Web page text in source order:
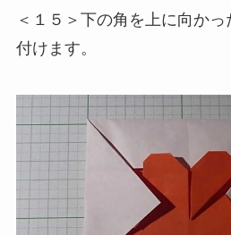
＜１５＞下の角を上に向か
付けます。